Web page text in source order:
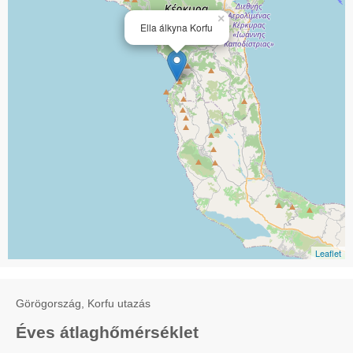
Ella álkyna Korfu
×
Leaflet
Görögország, Korfu utazás
Éves átlaghőmérséklet